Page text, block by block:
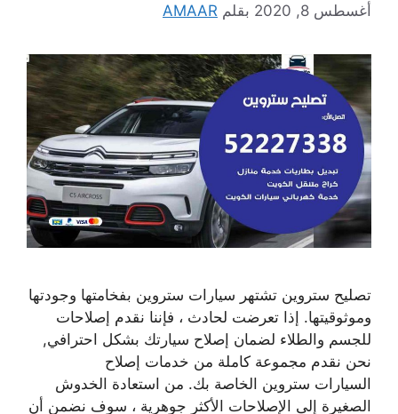
أغسطس 8, 2020 بقلم AMAAR
تصليح ستروين تشتهر سيارات ستروين بفخامتها وجودتها
وموثوقيتها. إذا تعرضت لحادث ، فإننا نقدم إصلاحات
للجسم والطلاء لضمان إصلاح سيارتك بشكل احترافي,
نحن نقدم مجموعة كاملة من خدمات إصلاح
السيارات ستروين الخاصة بك. من استعادة الخدوش
الصغيرة إلى الإصلاحات الأكثر جوهرية ، سوف نضمن أن